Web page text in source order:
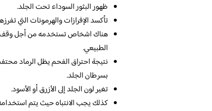
ظهور البثور السوداء تحت الجلد.
تأكسد الإفرازات والهرمونات التي
هناك اشخاص تستخدمه من أجل وقف
الطبيعي.
نتيجة احتراق الفحم يظل الرماد
بسرطان الجلد.
تغير لون الجلد إلى الأزرق أو الأسود.
كذلك يجب الانتباه حيث يتم